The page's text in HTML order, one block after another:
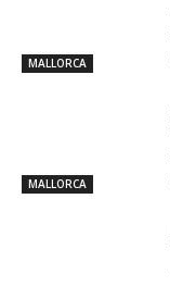
MALLORCA
MALLORCA